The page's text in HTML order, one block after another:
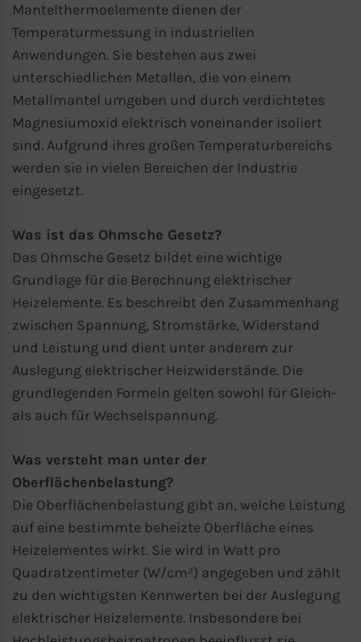
Mantelthermoelemente dienen der
Temperaturmessung in industriellen
Anwendungen. Sie bestehen aus zwei
unterschiedlichen Metallen, die von einem
Metallmantel umgeben und durch verdichtetes
Magnesiumoxid elektrisch voneinander isoliert
sind. Aufgrund ihres großen Temperaturbereichs
werden sie in vielen Bereichen der Industrie
eingesetzt.
Was ist das Ohmsche Gesetz?
Das Ohmsche Gesetz bildet eine wichtige
Grundlage für die Berechnung elektrischer
Heizelemente. Es beschreibt den Zusammenhang
zwischen Spannung, Stromstärke, Widerstand
und Leistung und dient unter anderem zur
Auslegung elektrischer Heizwiderstände. Die
grundlegenden Formeln gelten sowohl für Gleich-
als auch für Wechselspannung.
Was versteht man unter der
Oberflächenbelastung?
Die Oberflächenbelastung gibt an, welche Leistung
auf eine bestimmte beheizte Oberfläche eines
Heizelementes wirkt. Sie wird in Watt pro
Quadratzentimeter (W/cm²) angegeben und zählt
zu den wichtigsten Kennwerten bei der Auslegung
elektrischer Heizelemente. Insbesondere bei
Es besteht insbesondere das Risiko, dass
Ihre Daten von US-Behörden zu Kontroll-
und Überwachungszwecken,
möglicherweise ohne Rechtsmittel,
verarbeitet werden. Wenn Sie auf “Nur
essenzielle Cookies akzeptieren“ klicken,
findet die oben beschriebene
Übertragung nicht statt.